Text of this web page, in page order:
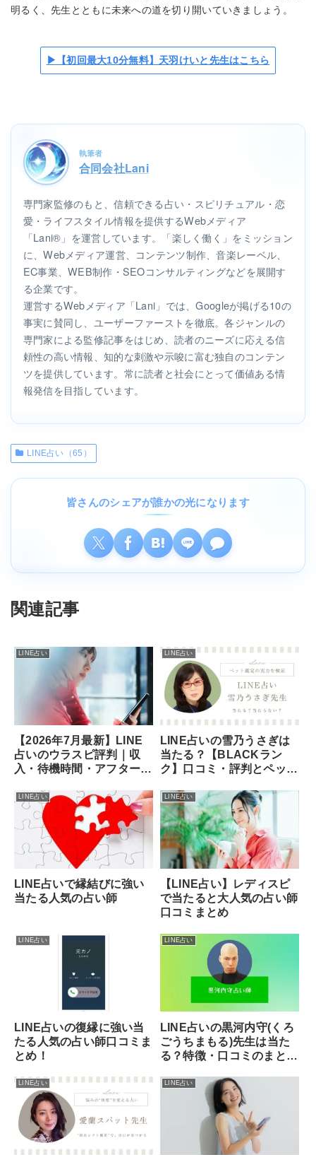
明るく、先生とともに未来への道を切り開いていきましょう。
▶【初回最大10分無料】天羽けいと先生はこちら
執筆者
合同会社Lani
専門家監修のもと、信頼できる占い・スピリチュアル・恋
愛・ライフスタイル情報を提供するWebメディア
「Lani®」を運営しています。「楽しく働く」をミッション
に、Webメディア運営、コンテンツ制作、音楽レーベル、
EC事業、WEB制作・SEOコンサルティングなどを展開す
る企業です。
運営するWebメディア「Lani」では、Googleが掲げる10の
事実に賛同し、ユーザーファーストを徹底。各ジャンルの
専門家による監修記事をはじめ、読者のニーズに応える信
頼性の高い情報、知的な刺激や示唆に富む独自のコンテン
ツを提供しています。常に読者と社会にとって価値ある情
報発信を目指しています。
LINE占い（65）
皆さんのシェアが誰かの光になります
関連記事
LINE占い
【2026年7月最新】LINE
占いのウラスピ評判｜収
入・待機時間・アフターの
LINE占い
LINE占いの雪乃うさぎは
当たる？【BLACKラン
ク】口コミ・評判とペット
LINE占い
LINE占いで縁結びに強い
当たる人気の占い師
LINE占い
【LINE占い】レディスピ
で当たると大人気の占い師
口コミまとめ
LINE占い
LINE占いの復縁に強い当
たる人気の占い師口コミま
とめ！
LINE占い
LINE占いの黒河内守(くろ
ごうちまもる)先生は当た
る？特徴・口コミのまと
LINE占い LINE占い